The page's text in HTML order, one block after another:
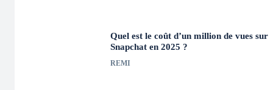
Quel est le coût d’un million de vues sur
Snapchat en 2025 ?
REMI